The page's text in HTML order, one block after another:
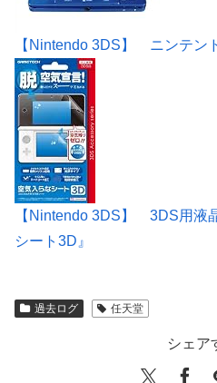
【Nintendo 3DS】 ニンテン
【Nintendo 3DS】 3DS用液
シート3D』
過去ログ 任天堂
シェア